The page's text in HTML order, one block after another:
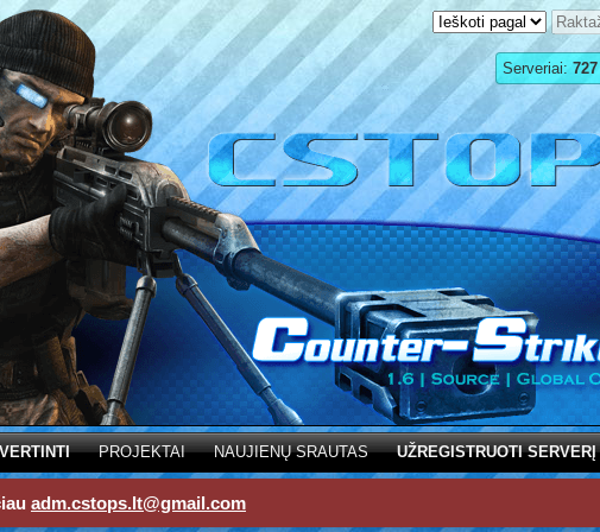
Serveriai: 727
PROJEKTAI NAUJIENŲ SRAUTAS UŽREGISTRUOTI SERVERĮ
adm.cstops.lt@gmail.com